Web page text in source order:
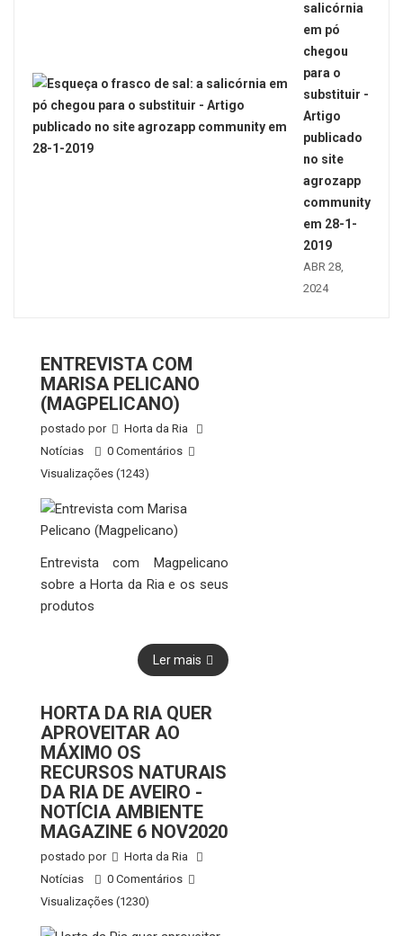
salicórnia
em pó
chegou
para o
substituir -
Artigo
publicado
no site
agrozapp
community
em 28-1-
2019
ABR 28,
2024
ENTREVISTA COM
MARISA PELICANO
(MAGPELICANO)
postado por
Horta da Ria
Notícias
0 Comentários
Visualizações (1243)
Entrevista com Magpelicano
sobre a Horta da Ria e os seus
produtos
Ler mais
HORTA DA RIA QUER
APROVEITAR AO
MÁXIMO OS
RECURSOS NATURAIS
DA RIA DE AVEIRO -
NOTÍCIA AMBIENTE
MAGAZINE 6 NOV2020
postado por
Horta da Ria
Notícias
0 Comentários
Visualizações (1230)